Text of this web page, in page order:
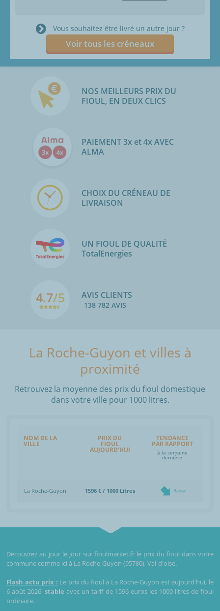
Vous souhaitez être livré un autre jour ?
Voir tous les créneaux
NOS MEILLEURS PRIX DU
FIOUL, EN DEUX CLICS
PAIEMENT 3x et 4x AVEC
ALMA
CHOIX DU CRÉNEAU DE
LIVRAISON
UN FIOUL DE QUALITÉ
TotalEnergies
4.7/5 AVIS CLIENTS
138 782 AVIS
La Roche-Guyon et villes à
proximité
Retrouvez la moyenne des prix du fioul domestique
dans votre ville pour 1000 litres.
NOM DE LA
VILLE
PRIX DU
FIOUL
AUJOURD'HUI
TENDANCE
PAR RAPPORT
à la semaine
dernière
La Roche-Guyon 1596 € / 1000 Litres Baisse
Découvrez au jour le jour sur fioulmarket.fr le prix du fioul dans votre
commune comme ici à La Roche-Guyon (95780), Val-d'oise.
Flash actu prix : Le prix du fioul à La Roche-Guyon est aujourd'hui, le
6 août 2026,stable avec un tarif de 1596 euros les 1000 litres de fioul
ordinaire.